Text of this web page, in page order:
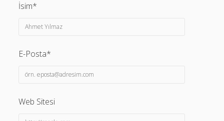
İsim*
E-Posta*
Web Sitesi